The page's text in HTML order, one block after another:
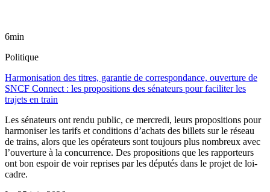
6min
Politique
Harmonisation des titres, garantie de correspondance, ouverture de
SNCF Connect : les propositions des sénateurs pour faciliter les
trajets en train
Les sénateurs ont rendu public, ce mercredi, leurs propositions pour
harmoniser les tarifs et conditions d’achats des billets sur le réseau
de trains, alors que les opérateurs sont toujours plus nombreux avec
l’ouverture à la concurrence. Des propositions que les rapporteurs
ont bon espoir de voir reprises par les députés dans le projet de loi-
cadre.